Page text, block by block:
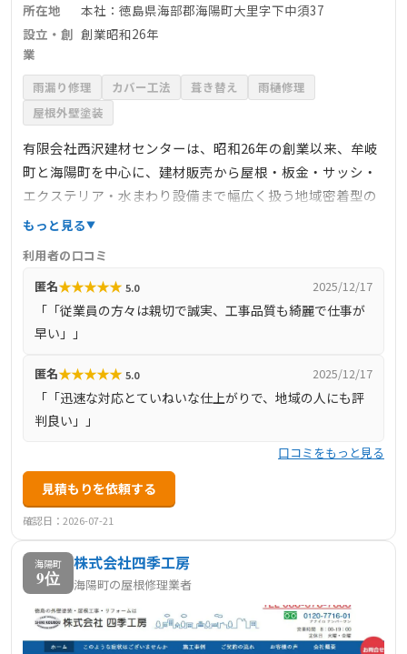
所在地
本社：徳島県海部郡海陽町大里字下中須37
設立・創
業
創業昭和26年
雨漏り修理 カバー工法 葺き替え
雨樋修理
屋根外壁塗装
有限会社西沢建材センターは、昭和26年の創業以来、牟岐
町と海陽町を中心に、建材販売から屋根・板金・サッシ・
エクステリア・水まわり設備まで幅広く扱う地域密着型の
専門店です。自社施工・職人直営により中間マージンを削
置で地元に身近な存在となり、緊急修理にも柔軟に対応。
現地調査・見積り無料で、地域の高い信頼と口コミ評価を
集めています。公共施設から住宅まで、多数の施工事例を
誇る信頼の企業です。
もっと見る
利用者の口コミ
匿名★★★★★ 5.0 2025/12/17
「「従業員の方々は親切で誠実、工事品質も綺麗で仕事が
早い」」
匿名★★★★★ 5.0 2025/12/17
「「迅速な対応とていねいな仕上がりで、地域の人にも評
判良い」」
口コミをもっと見る
見積もりを依頼する
確認日：2026-07-21
海陽町
9位
株式会社四季工房
海陽町の屋根修理業者